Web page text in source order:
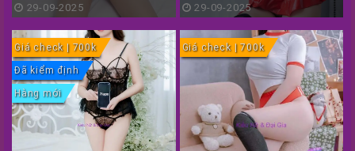
Rịa, Bà Rịa - Vũng Tàu
29-09-2025
Thành phố Đà Lạt, Lâm Đồng
29-09-2025
Giá check | 700k
Đã kiểm định
Hàng mới
Giá check | 700k